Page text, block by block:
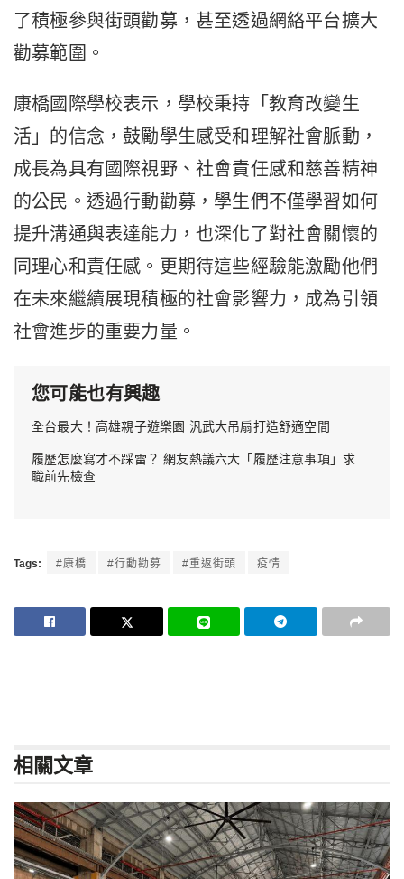
了積極參與街頭勸募，甚至透過網絡平台擴大
勸募範圍。
康橋國際學校表示，學校秉持「教育改變生
活」的信念，鼓勵學生感受和理解社會脈動，
成長為具有國際視野、社會責任感和慈善精神
的公民。透過行動勸募，學生們不僅學習如何
提升溝通與表達能力，也深化了對社會關懷的
同理心和責任感。更期待這些經驗能激勵他們
在未來繼續展現積極的社會影響力，成為引領
社會進步的重要力量。
您可能也有興趣
全台最大！高雄親子遊樂園 汎武大吊扇打造舒適空間
履歷怎麼寫才不踩雷？ 網友熱議六大「履歷注意事項」求
職前先檢查
Tags: #康橋 #行動勸募 #重返街頭 疫情
相關文章